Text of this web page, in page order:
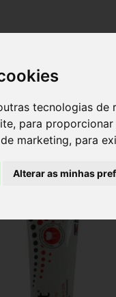
tecnologias de
, para
marketing, para
Alterar as minhas